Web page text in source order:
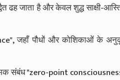
ढह जाता है और केवल शुद्ध साक्षी-
जहाँ पौधों और कोशिकाओं के
संबंध "zero-point